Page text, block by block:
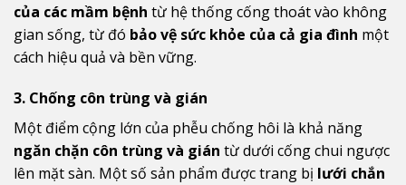
của các mầm bệnh từ hệ thống cống thoát vào không
gian sống, từ đó bảo vệ sức khỏe của cả gia đình một
cách hiệu quả và bền vững.
3. Chống côn trùng và gián
Một điểm cộng lớn của phễu chống hôi là khả năng
ngăn chặn côn trùng và gián từ dưới cống chui ngược
lên mặt sàn. Một số sản phẩm được trang bị lưới chắn